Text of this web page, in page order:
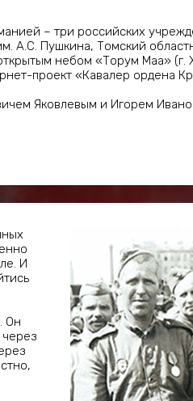
– три российских
А.С. Пушкина, Томский
небом «Торум Маа» (г.
проект «Кавалер ордена
Яковлевым и Игорем
И
Он